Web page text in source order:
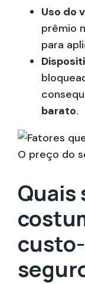
Uso do
prêmio
para
barato.
O preço do
Quais